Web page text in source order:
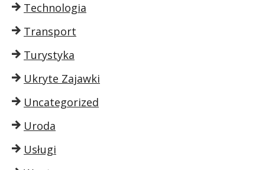
Technologia
Transport
Turystyka
Ukryte Zajawki
Uncategorized
Uroda
Usługi